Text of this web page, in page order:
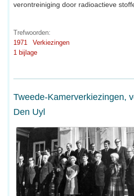
verontreiniging door radioactieve
Trefwoorden:
1971
Verkiezingen
1 bijlage
Tweede-Kamerverkiezingen,
Den Uyl